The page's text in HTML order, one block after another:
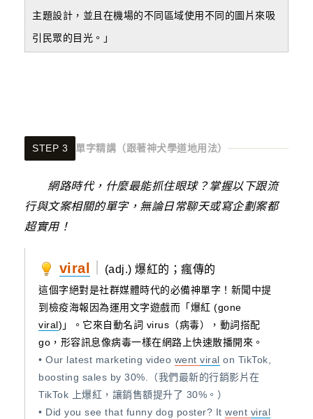
主題設計，並且在機場的不同區域使用不同的圖片來吸
引民眾的目光。」
STEP 3 單字精講（跟著神犬學道地用法）
網路時代，什麼最能抓住眼球？掌握以下跟流
行與文案相關的單字，無論日常聊天或寫企劃案都
超實用！
viral (adj.) 爆紅的；瘋傳的
這個字絕對是社群媒體時代的必備神單字！新聞中提
到檢疫海報因為運用文字遊戲而「爆紅 (gone
viral)」。它來自動名詞 virus（病毒），動詞搭配
go，形容訊息像病毒一樣在網路上快速散播開來。
• Our latest marketing video went viral on TikTok,
boosting sales by 30%.（我們最新的行銷影片在
TikTok 上爆紅，讓銷售額提升了 30%。）
• Did you see that funny dog poster? It went viral